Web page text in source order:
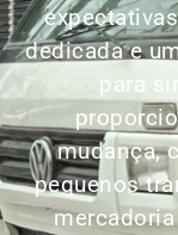
dedicada e
para
mudança,
pequenos